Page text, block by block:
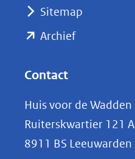
naar
Sitemap
Archief(opent
(verwijst
naar
een
Contact
Huis voor de Wadden
Ruiterskwartier 121 A
8911 BS Leeuwarden